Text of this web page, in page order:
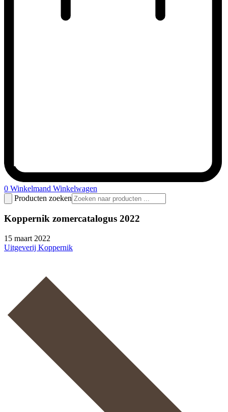
0 Winkelmand Winkelwagen
Producten zoeken
Koppernik zomercatalogus 2022
15 maart 2022
Uitgeverij Koppernik